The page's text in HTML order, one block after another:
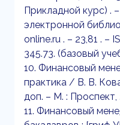
Прикладной курс) .
электронной
online.ru . – 23,81 . –
345.73. (базовый
10. Финансовый
практика / В. В.
доп. – М. : Проспект,
11. Финансовый